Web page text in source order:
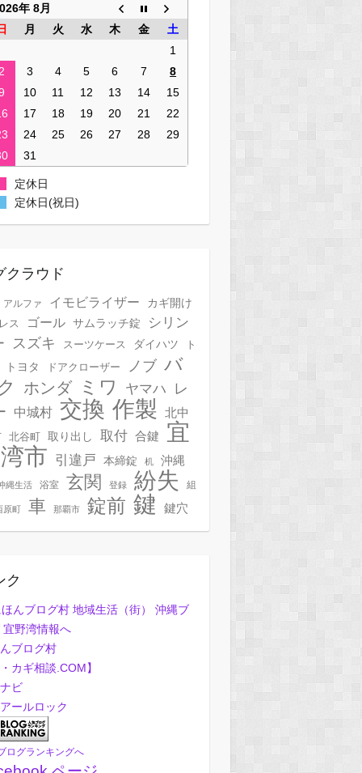
年 8月
月 火 水 木 金
土
1
3 4 5 6 7
8
10 11 12 13 14
15
17 18 19 20 21
22
24 25 26 27 28
29
31
定休日
定休日(祝日)
クラウド
アルファ イモビライザー
カギ開け
ス
ゴール サムラッチ錠
シリン
スズキ スーツケース ダイハツ ト
トヨタ ドアクローザー ノブ バ
ホンダ ミワ ヤマハ
レ
中城村 交換 作製
北中
北谷町 取り出し 取付 合鍵
宜
市 引違戸 本締錠 机 沖縄
縄生活 浴室 玄関 登録 紛失 組
原町 車 那覇市 錠前 鍵 鍵穴
ク
ブログ村
カギ相談.COM】
ビ
ールロック
ログランキングへ